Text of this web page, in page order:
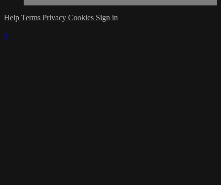
Help Terms Privacy Cookies Sign in
×